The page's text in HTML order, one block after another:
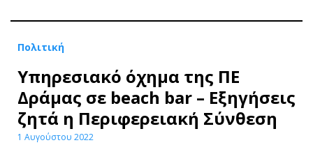
Πολιτική
Υπηρεσιακό όχημα της ΠΕ
Δράμας σε beach bar – Εξηγήσεις
ζητά η Περιφερειακή Σύνθεση
1 Αυγούστου 2022